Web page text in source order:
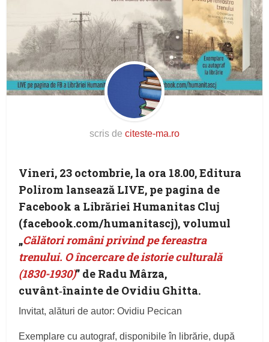
scris de citeste-ma.ro
Vineri, 23 octombrie, la ora 18.00, Editura
Polirom lansează LIVE, pe pagina de
Facebook a Librăriei Humanitas Cluj
(facebook.com/humanitascj), volumul
„Călători români privind pe fereastra
trenului. O încercare de istorie culturală
(1830-1930)” de Radu Mârza,
cuvânt‑înainte de Ovidiu Ghitta.
Invitat, alături de autor: Ovidiu Pecican
Exemplare cu autograf, disponibile în librărie, după